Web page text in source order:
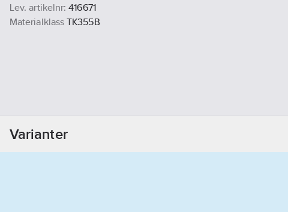
Lev. artikelnr: 416671
Materialklass TK355B
Varianter